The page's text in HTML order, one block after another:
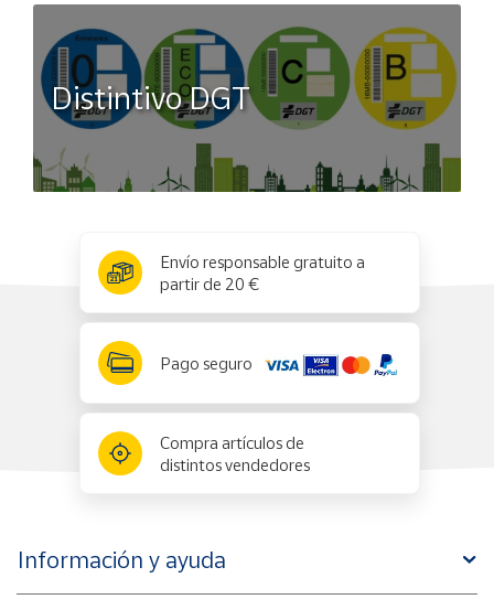
Distintivo DGT
Envío responsable gratuito a
partir de 20 €
Pago seguro
Compra artículos de
distintos vendedores
Información y ayuda